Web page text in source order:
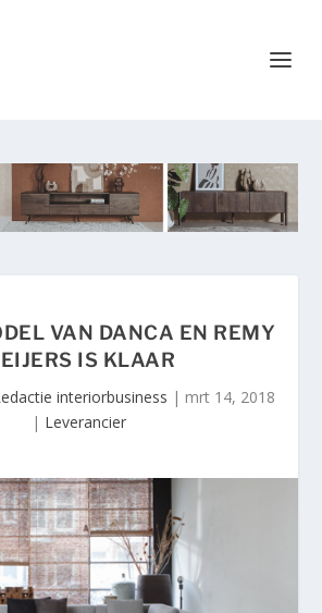
VAN DANCA EN REMY
IS KLAAR
interiorbusiness | mrt 14, 2018
| Leverancier